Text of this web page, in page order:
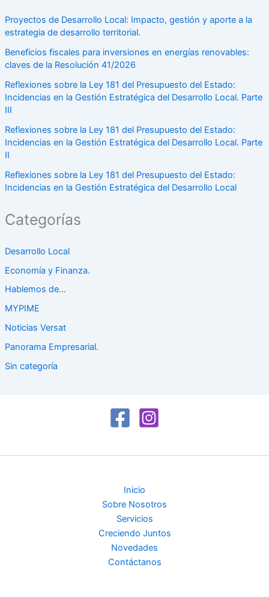
Proyectos de Desarrollo Local: Impacto, gestión y aporte a la
estrategia de desarrollo territorial.
Beneficios fiscales para inversiones en energías renovables:
claves de la Resolución 41/2026
Reflexiones sobre la Ley 181 del Presupuesto del Estado:
Incidencias en la Gestión Estratégica del Desarrollo Local. Parte
III
Reflexiones sobre la Ley 181 del Presupuesto del Estado:
Incidencias en la Gestión Estratégica del Desarrollo Local. Parte
II
Reflexiones sobre la Ley 181 del Presupuesto del Estado:
Incidencias en la Gestión Estratégica del Desarrollo Local
Categorías
Desarrollo Local
Economía y Finanza.
Hablemos de…
MYPIME
Noticias Versat
Panorama Empresarial.
Sin categoría
Inicio
Sobre Nosotros
Servicios
Creciendo Juntos
Novedades
Contáctanos